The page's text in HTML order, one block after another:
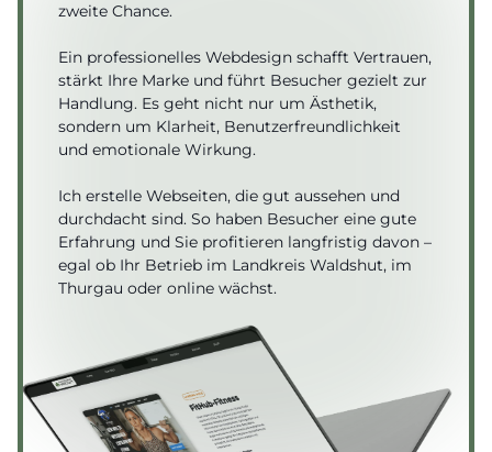
zweite Chance.
Ein professionelles Webdesign schafft Vertrauen,
stärkt Ihre Marke und führt Besucher gezielt zur
Handlung. Es geht nicht nur um Ästhetik,
sondern um Klarheit, Benutzerfreundlichkeit
und emotionale Wirkung.
Ich erstelle Webseiten, die gut aussehen und
durchdacht sind. So haben Besucher eine gute
Erfahrung und Sie profitieren langfristig davon –
egal ob Ihr Betrieb im Landkreis Waldshut, im
Thurgau oder online wächst.